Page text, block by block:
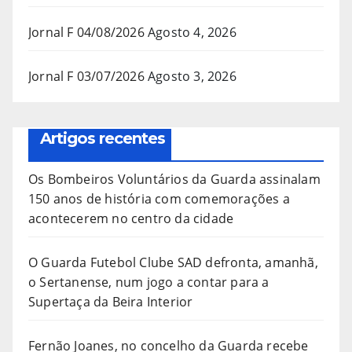
Jornal F 04/08/2026Agosto 4, 2026
Jornal F 03/07/2026Agosto 3, 2026
Artigos recentes
Os Bombeiros Voluntários da Guarda assinalam
150 anos de história com comemorações a
acontecerem no centro da cidade
O Guarda Futebol Clube SAD defronta, amanhã,
o Sertanense, num jogo a contar para a
Supertaça da Beira Interior
Fernão Joanes, no concelho da Guarda recebe